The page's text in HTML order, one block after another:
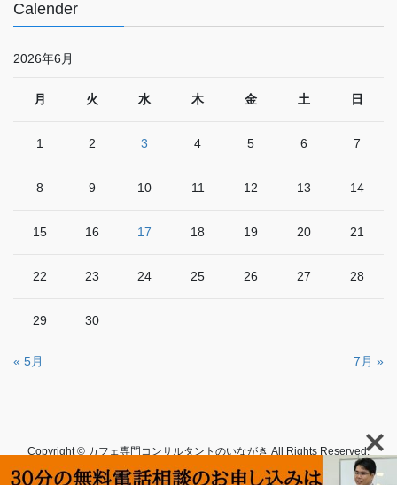
Calender
2026年6月
月 火 水 木 金 土 日
1 2 3 4 5 6 7
8 9 10 11 12 13 14
15 16 17 18 19 20 21
22 23 24 25 26 27 28
29 30
« 5月 7月 »
Copyright © カフェ専門コンサルタントのいながき All Rights Reserved.
Powered byWordPresswithLightning Theme&
VK All in One